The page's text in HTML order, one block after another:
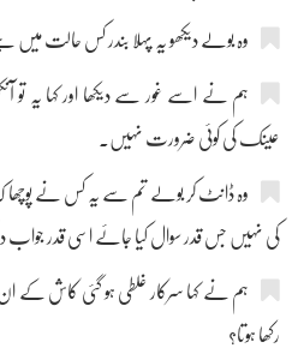
وہ بولے دیکھو یہ پہلا بندر کس حالت میں
ہم نے اسے غور سے دیکھا اور کہا یہ
عینک کی کوئی ضرورت نہیں۔
وہ ڈانٹ کر بولے تم سے یہ کس نے
کی نہیں جس قدر سوال کیا جائے اسی قدر جواب دو
ہم نے کہا سرکار غلطی ہو گئی کاش کے
رکھا ہوتا؟